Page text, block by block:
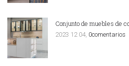
Conjunto de muebles de
2023 12 04, 0comentarios